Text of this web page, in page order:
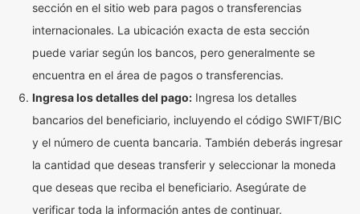
sección en el sitio web para pagos o transferencias
internacionales. La ubicación exacta de esta sección
puede variar según los bancos, pero generalmente se
encuentra en el área de pagos o transferencias.
Ingresa los detalles del pago: Ingresa los detalles
bancarios del beneficiario, incluyendo el código SWIFT/BIC
y el número de cuenta bancaria. También deberás ingresar
la cantidad que deseas transferir y seleccionar la moneda
que deseas que reciba el beneficiario. Asegúrate de
verificar toda la información antes de continuar.